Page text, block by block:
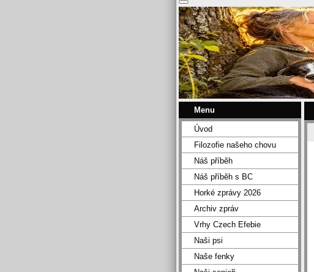
Menu
Úvod
Filozofie našeho chovu
Náš příběh
Náš příběh s BC
Horké zprávy 2026
Archiv zpráv
Vrhy Czech Efebie
Naši psi
Naše fenky